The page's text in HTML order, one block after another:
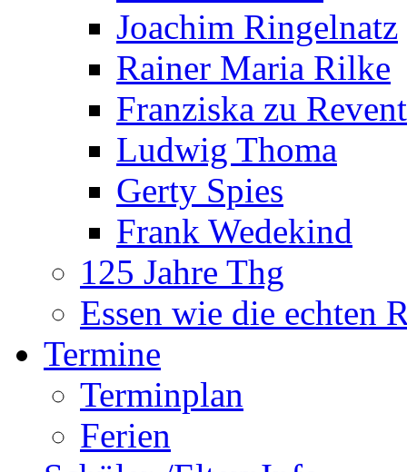
Joachim Ringelnatz
Rainer Maria Rilke
Franziska zu
Ludwig Thoma
Gerty Spies
Frank Wedekind
125 Jahre Thg
Essen wie die echten
Termine
Terminplan
Ferien